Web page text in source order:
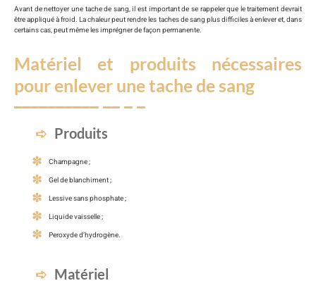
Avant de nettoyer une tache de sang, il est important de se rappeler que le traitement devrait
être appliqué à froid. La chaleur peut rendre les taches de sang plus difficiles à enlever et, dans
certains cas, peut même les imprégner de façon permanente.
Matériel et produits nécessaires
pour enlever une tache de sang
Produits
Champagne ;
Gel de blanchiment ;
Lessive sans phosphate ;
Liquide vaisselle ;
Peroxyde d’hydrogène.
Matériel